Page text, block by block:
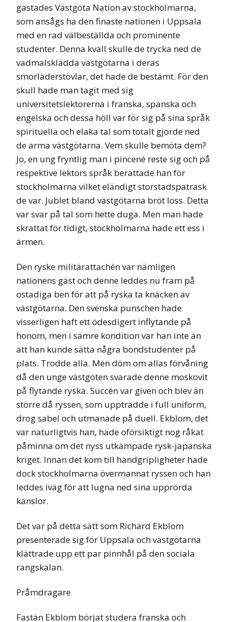
gästades Västgöta Nation av stockholmarna,
som ansågs ha den finaste nationen i Uppsala
med en rad välbeställda och prominente
studenter. Denna kväll skulle de trycka ned de
vadmalsklädda västgötarna i deras
smorläderstövlar, det hade de bestämt. För den
skull hade man tagit med sig
universitetslektorerna i franska, spanska och
engelska och dessa höll var för sig på sina språk
spirituella och elaka tal som totalt gjorde ned
de arma västgötarna. Vem skulle bemöta dem?
Jo, en ung fryntlig man i pincené reste sig och på
respektive lektors språk berättade han för
stockholmarna vilket eländigt storstadspatrask
de var. Jublet bland västgötarna bröt loss. Detta
var svar på tal som hette duga. Men man hade
skrattat för tidigt, stockholmarna hade ett ess i
ärmen.
Den ryske militärattachén var nämligen
nationens gäst och denne leddes nu fram på
ostadiga ben för att på ryska ta knäcken av
västgötarna. Den svenska punschen hade
visserligen haft ett ödesdigert inflytande på
honom, men i sämre kondition var han inte än
att han kunde sätta några bondstudenter på
plats. Trodde alla. Men döm om allas förvåning
då den unge västgöten svarade denne moskovit
på flytande ryska. Succén var given och blev än
större då ryssen, som uppträdde i full uniform,
drog sabel och utmanade på duell. Ekblom, det
var naturligtvis han, hade oförsiktigt nog råkat
påminna om det nyss utkämpade rysk-japanska
kriget. Innan det kom till handgripligheter hade
dock stockholmarna övermannat ryssen och han
leddes iväg för att lugna ned sina upprörda
känslor.
Det var på detta sätt som Richard Ekblom
presenterade sig för Uppsala och västgötarna
klättrade upp ett par pinnhål på den sociala
rangskalan.
Pråmdragare
Fastän Ekblom börjat studera franska och